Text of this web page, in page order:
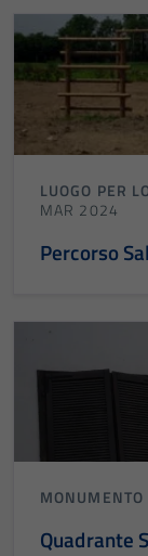
LUOGO PER
MAR 2024
Percorso
MONUMENTO
Quadrante